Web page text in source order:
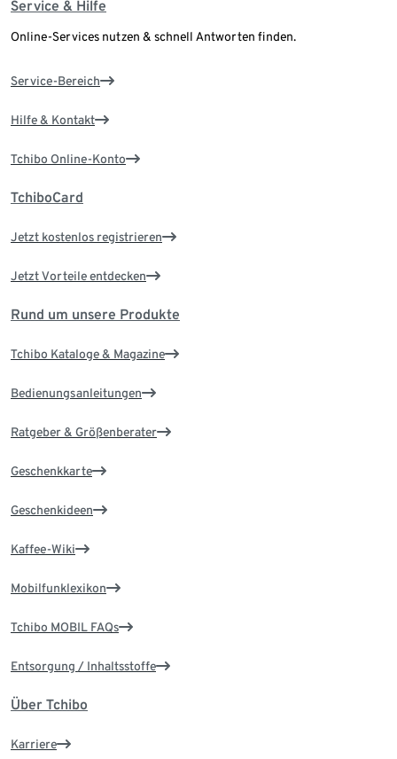
Service & Hilfe
Online-Services nutzen & schnell Antworten finden.
Service-Bereich
Hilfe & Kontakt
Tchibo Online-Konto
TchiboCard
Jetzt kostenlos registrieren
Jetzt Vorteile entdecken
Rund um unsere Produkte
Tchibo Kataloge & Magazine
Bedienungsanleitungen
Ratgeber & Größenberater
Geschenkkarte
Geschenkideen
Kaffee-Wiki
Mobilfunklexikon
Tchibo MOBIL FAQs
Entsorgung / Inhaltsstoffe
Über Tchibo
Karriere